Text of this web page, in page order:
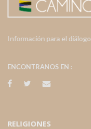
Información para el diálogo
ENCONTRANOS EN :
RELIGIONES